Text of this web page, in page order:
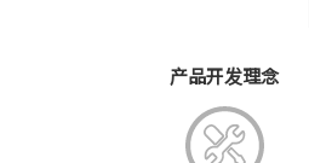
产品开发理念